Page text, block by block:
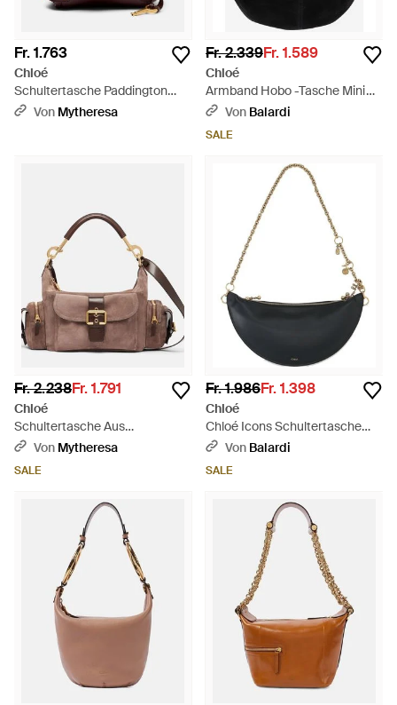
Fr. 1.763
Chloé
Schultertasche Paddington
Small Aus Leder - Mehrfarbig
Von Mytheresa
Fr. 2.339Fr. 1.589
Chloé
Armband Hobo -Tasche Mini
Leder - Schwarz
Von Balardi
SALE
Fr. 2.238Fr. 1.791
Chloé
Schultertasche Aus
Veloursleder - Braun
Von Mytheresa
SALE
Fr. 1.986Fr. 1.398
Chloé
Chloé Icons Schultertasche
aus weichem Leder - Schwarz
Von Balardi
SALE